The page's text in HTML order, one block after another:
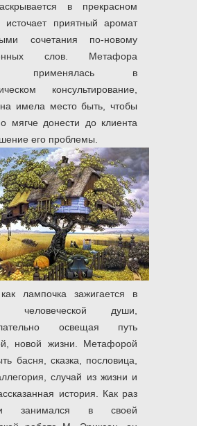
в прекрасном
источает приятный аромат
сочетания по-новому
слов. Метафора
применялась в
консультирование,
имела место быть, чтобы
мягче донести до клиента
его проблемы.
лампочка зажигается в
человеческой души,
освещая путь
новой жизни. Метафорой
басня, сказка, пословица,
случай из жизни и
история. Как раз
занимался в своей